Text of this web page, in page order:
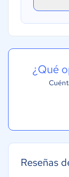
¿Qué
Reseñas